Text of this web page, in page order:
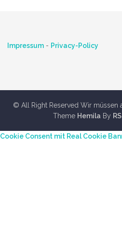
Impressum - Privacy-Policy
© All Right Reserved Wir müssen
Theme Hemila By
Cookie Consent mit Real Cookie